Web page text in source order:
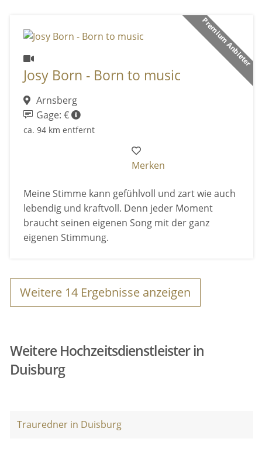
Premium Anbieter
Josy Born - Born to music
Arnsberg
Gage: €
ca. 94 km entfernt
Merken
Meine Stimme kann gefühlvoll und zart wie auch
lebendig und kraftvoll. Denn jeder Moment
braucht seinen eigenen Song mit der ganz
eigenen Stimmung.
Weitere 14 Ergebnisse anzeigen
Weitere Hochzeitsdienstleister in
Duisburg
Trauredner in Duisburg